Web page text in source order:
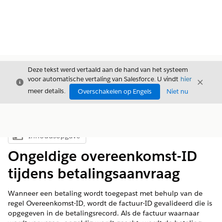
Sluiten
Deze tekst werd vertaald aan de hand van het systeem
voor automatische vertaling van Salesforce. U vindt hier
meer details.
Overschakelen op Engels Niet nu
Sluiten
Inhoudsopgave weergeven
Inhoudsopgave
Ongeldige overeenkomst-ID
tijdens betalingsaanvraag
Wanneer een betaling wordt toegepast met behulp van de
regel Overeenkomst-ID, wordt de factuur-ID gevalideerd die is
opgegeven in de betalingsrecord. Als de factuur waarnaar